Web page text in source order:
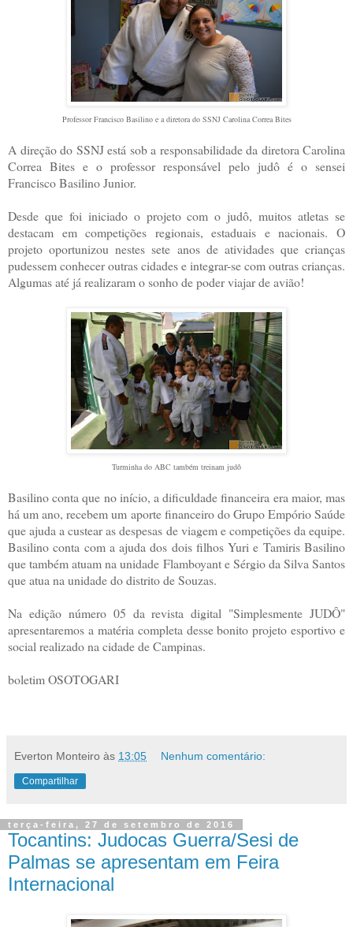
Professor Francisco Basilino e a diretora do SSNJ Carolina Correa Bites
A direção do SSNJ está sob a responsabilidade da diretora Carolina
Correa Bites e o professor responsável pelo judô é o sensei
Francisco Basilino Junior.
Desde que foi iniciado o projeto com o judô, muitos atletas se
destacam em competições regionais, estaduais e nacionais. O
projeto oportunizou nestes sete anos de atividades que crianças
pudessem conhecer outras cidades e integrar-se com outras crianças.
Algumas até já realizaram o sonho de poder viajar de avião!
Turminha do ABC também treinam judô
Basilino conta que no início, a dificuldade financeira era maior, mas
há um ano, recebem um aporte financeiro do Grupo Empório Saúde
que ajuda a custear as despesas de viagem e competições da equipe.
Basilino conta com a ajuda dos dois filhos Yuri e Tamiris Basilino
que também atuam na unidade Flamboyant e Sérgio da Silva Santos
que atua na unidade do distrito de Souzas.
Na edição número 05 da revista digital "Simplesmente JUDÔ"
apresentaremos a matéria completa desse bonito projeto esportivo e
social realizado na cidade de Campinas.
boletim OSOTOGARI
Everton Monteiro às 13:05 Nenhum comentário:
Compartilhar
terça-feira, 27 de setembro de 2016
Tocantins: Judocas Guerra/Sesi de
Palmas se apresentam em Feira
Internacional